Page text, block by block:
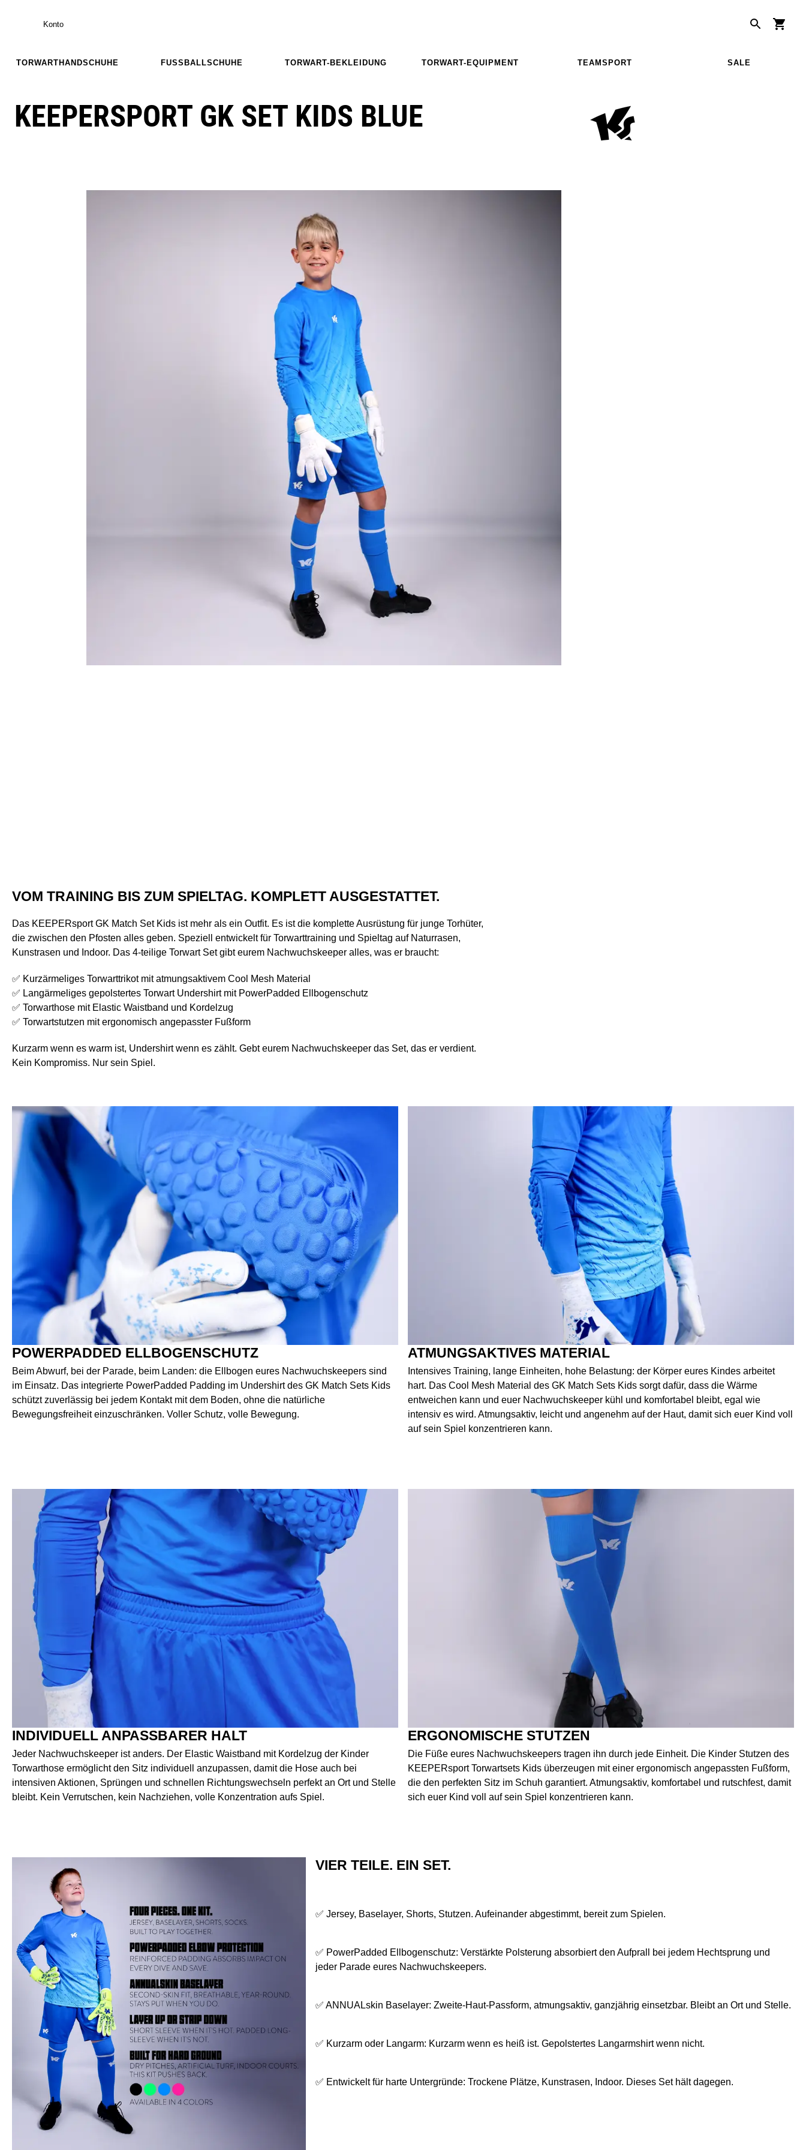
Konto
TORWARTHANDSCHUHE FUSSBALLSCHUHE TORWART-BEKLEIDUNG TORWART-EQUIPMENT TEAMSPORT SALE
KEEPERSPORT GK SET KIDS BLUE
VOM TRAINING BIS ZUM SPIELTAG. KOMPLETT AUSGESTATTET.
Das KEEPERsport GK Match Set Kids ist mehr als ein Outfit. Es ist die komplette Ausrüstung für junge Torhüter,
die zwischen den Pfosten alles geben. Speziell entwickelt für Torwarttraining und Spieltag auf Naturrasen,
Kunstrasen und Indoor. Das 4-teilige Torwart Set gibt eurem Nachwuchskeeper alles, was er braucht:
✅ Kurzärmeliges Torwarttrikot mit atmungsaktivem Cool Mesh Material
✅ Langärmeliges gepolstertes Torwart Undershirt mit PowerPadded Ellbogenschutz
✅ Torwarthose mit Elastic Waistband und Kordelzug
✅ Torwartstutzen mit ergonomisch angepasster Fußform
Kurzarm wenn es warm ist, Undershirt wenn es zählt. Gebt eurem Nachwuchskeeper das Set, das er verdient.
Kein Kompromiss. Nur sein Spiel.
POWERPADDED ELLBOGENSCHUTZ
Beim Abwurf, bei der Parade, beim Landen: die Ellbogen eures Nachwuchskeepers sind
im Einsatz. Das integrierte PowerPadded Padding im Undershirt des GK Match Sets Kids
schützt zuverlässig bei jedem Kontakt mit dem Boden, ohne die natürliche
Bewegungsfreiheit einzuschränken. Voller Schutz, volle Bewegung.
ATMUNGSAKTIVES MATERIAL
Intensives Training, lange Einheiten, hohe Belastung: der Körper eures Kindes arbeitet
hart. Das Cool Mesh Material des GK Match Sets Kids sorgt dafür, dass die Wärme
entweichen kann und euer Nachwuchskeeper kühl und komfortabel bleibt, egal wie
intensiv es wird. Atmungsaktiv, leicht und angenehm auf der Haut, damit sich euer Kind voll
auf sein Spiel konzentrieren kann.
INDIVIDUELL ANPASSBARER HALT
Jeder Nachwuchskeeper ist anders. Der Elastic Waistband mit Kordelzug der Kinder
Torwarthose ermöglicht den Sitz individuell anzupassen, damit die Hose auch bei
intensiven Aktionen, Sprüngen und schnellen Richtungswechseln perfekt an Ort und Stelle
bleibt. Kein Verrutschen, kein Nachziehen, volle Konzentration aufs Spiel.
ERGONOMISCHE STUTZEN
Die Füße eures Nachwuchskeepers tragen ihn durch jede Einheit. Die Kinder Stutzen des
KEEPERsport Torwartsets Kids überzeugen mit einer ergonomisch angepassten Fußform,
die den perfekten Sitz im Schuh garantiert. Atmungsaktiv, komfortabel und rutschfest, damit
sich euer Kind voll auf sein Spiel konzentrieren kann.
VIER TEILE. EIN SET.
✅ Jersey, Baselayer, Shorts, Stutzen. Aufeinander abgestimmt, bereit zum Spielen.
✅ PowerPadded Ellbogenschutz: Verstärkte Polsterung absorbiert den Aufprall bei jedem Hechtsprung und
jeder Parade eures Nachwuchskeepers.
✅ ANNUALskin Baselayer: Zweite-Haut-Passform, atmungsaktiv, ganzjährig einsetzbar. Bleibt an Ort und Stelle.
✅ Kurzarm oder Langarm: Kurzarm wenn es heiß ist. Gepolstertes Langarmshirt wenn nicht.
✅ Entwickelt für harte Untergründe: Trockene Plätze, Kunstrasen, Indoor. Dieses Set hält dagegen.